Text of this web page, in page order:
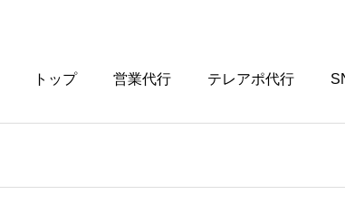
トップ 営業代行 テレアポ代行